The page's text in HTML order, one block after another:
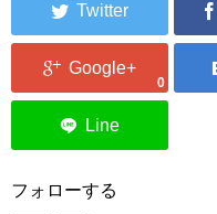
0
フォローする